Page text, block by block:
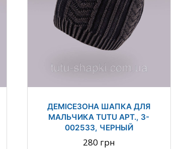
ДЕМІСЕЗОНА ШАПКА ДЛЯ
МАЛЬЧИКА TUTU АРТ., 3-
002533, ЧЕРНЫЙ
280 грн